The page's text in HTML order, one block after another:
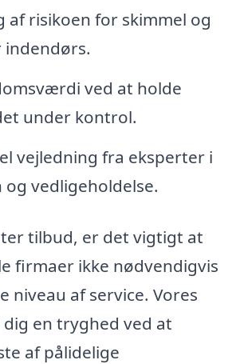
af risikoen for skimmel og
ved at holde
under kontrol.
vejledning fra eksperter i
vedligeholdelse.
tilbud, er det vigtigt at
firmaer ikke nødvendigvis
niveau af service. Vores
en tryghed ved at
af pålidelige